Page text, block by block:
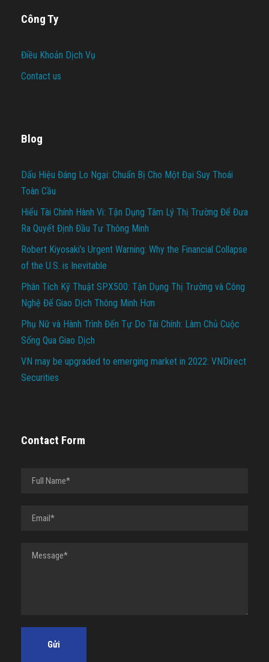
Công Ty
Điều Khoản Dịch Vụ
Contact us
Blog
Dấu Hiệu Đáng Lo Ngại: Chuẩn Bị Cho Một Đại Suy Thoái
Toàn Cầu
Hiểu Tài Chính Hành Vi: Tận Dụng Tâm Lý Thị Trường Để Đưa
Ra Quyết Định Đầu Tư Thông Minh
Robert Kiyosaki’s Urgent Warning: Why the Financial Collapse
of the U.S. is Inevitable
Phân Tích Kỹ Thuật SPX500: Tận Dụng Thị Trường và Công
Nghệ Để Giao Dịch Thông Minh Hơn
Phụ Nữ và Hành Trình Đến Tự Do Tài Chính: Làm Chủ Cuộc
Sống Qua Giao Dịch
VN may be upgraded to emerging market in 2022: VNDirect
Securities
Contact Form